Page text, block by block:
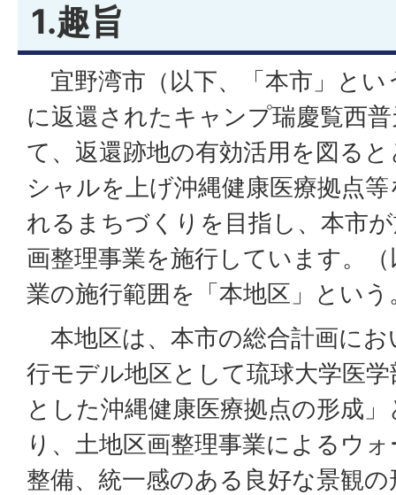
1.趣旨
宜野湾市（以下、「本市」とい
に返還されたキャンプ瑞慶覧西
て、返還跡地の有効活用を図る
シャルを上げ沖縄健康医療拠点
れるまちづくりを目指し、本市
画整理事業を施行しています。
業の施行範囲を「本地区」という
本地区は、本市の総合計画にお
行モデル地区として琉球大学医
とした沖縄健康医療拠点の形成
り、土地区画整理事業によるウ
整備、統一感のある良好な景観